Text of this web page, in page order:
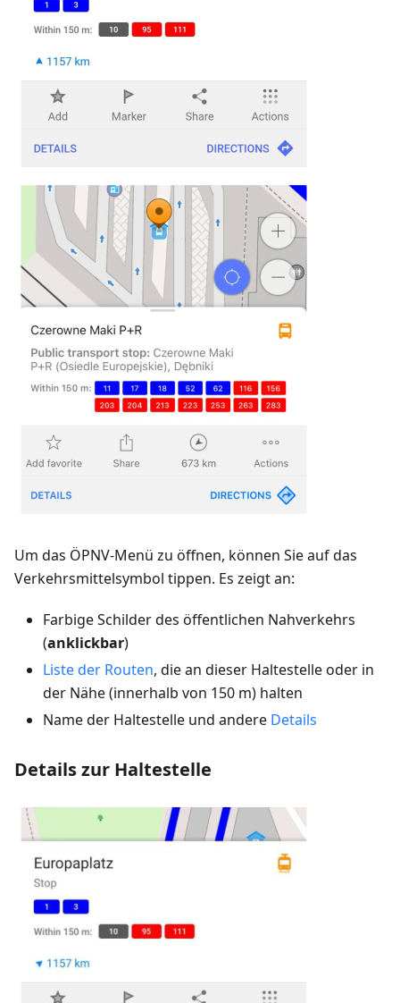
Um das ÖPNV-Menü zu öffnen, können Sie auf das
Verkehrsmittelsymbol tippen. Es zeigt an:
Farbige Schilder des öffentlichen Nahverkehrs
(anklickbar)
Liste der Routen, die an dieser Haltestelle oder in
der Nähe (innerhalb von 150 m) halten
Name der Haltestelle und andere Details
Details zur Haltestelle